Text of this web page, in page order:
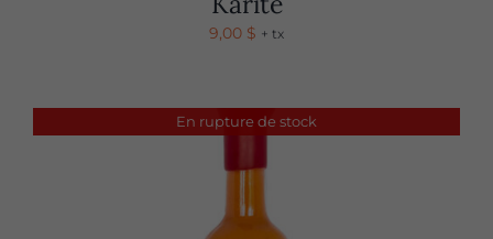
9,00 $ + tx
En rupture de stock